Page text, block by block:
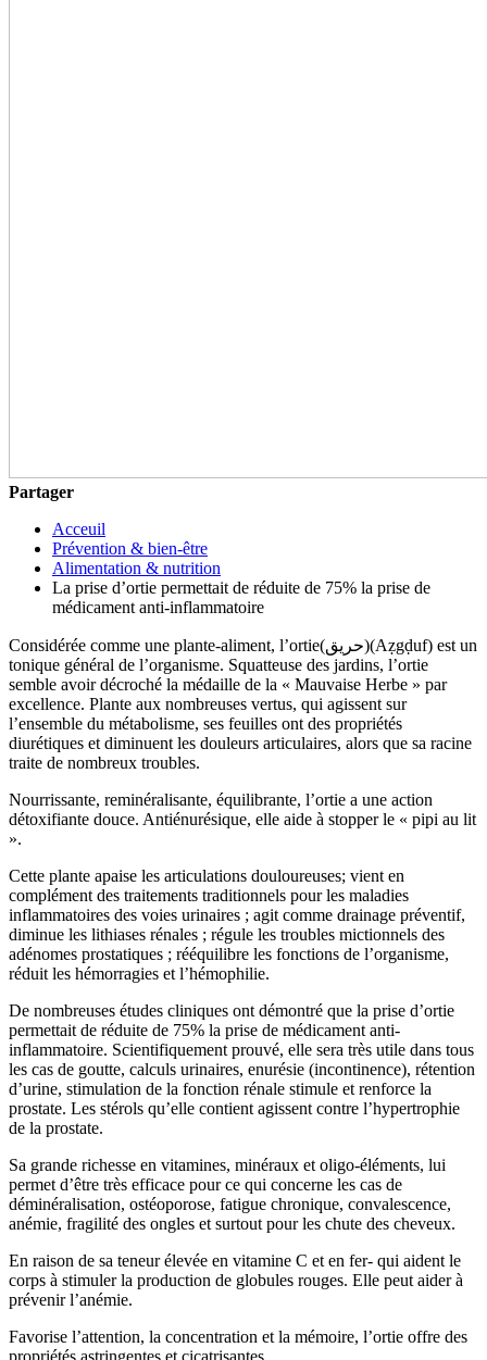
Partager
Acceuil
Prévention & bien-être
Alimentation & nutrition
La prise d’ortie permettait de réduite de 75% la prise de
médicament anti-inflammatoire
Considérée comme une plante-aliment, l’ortie(حريق)(Aẓgḍuf) est un
tonique général de l’organisme. Squatteuse des jardins, l’ortie
semble avoir décroché la médaille de la « Mauvaise Herbe » par
excellence. Plante aux nombreuses vertus, qui agissent sur
l’ensemble du métabolisme, ses feuilles ont des propriétés
diurétiques et diminuent les douleurs articulaires, alors que sa racine
traite de nombreux troubles.
Nourrissante, reminéralisante, équilibrante, l’ortie a une action
détoxifiante douce. Antiénurésique, elle aide à stopper le « pipi au lit
».
Cette plante apaise les articulations douloureuses; vient en
complément des traitements traditionnels pour les maladies
inflammatoires des voies urinaires ; agit comme drainage préventif,
diminue les lithiases rénales ; régule les troubles mictionnels des
adénomes prostatiques ; rééquilibre les fonctions de l’organisme,
réduit les hémorragies et l’hémophilie.
De nombreuses études cliniques ont démontré que la prise d’ortie
permettait de réduite de 75% la prise de médicament anti-
inflammatoire. Scientifiquement prouvé, elle sera très utile dans tous
les cas de goutte, calculs urinaires, enurésie (incontinence), rétention
d’urine, stimulation de la fonction rénale stimule et renforce la
prostate. Les stérols qu’elle contient agissent contre l’hypertrophie
de la prostate.
Sa grande richesse en vitamines, minéraux et oligo-éléments, lui
permet d’être très efficace pour ce qui concerne les cas de
déminéralisation, ostéoporose, fatigue chronique, convalescence,
anémie, fragilité des ongles et surtout pour les chute des cheveux.
En raison de sa teneur élevée en vitamine C et en fer- qui aident le
corps à stimuler la production de globules rouges. Elle peut aider à
prévenir l’anémie.
Favorise l’attention, la concentration et la mémoire, l’ortie offre des
propriétés astringentes et cicatrisantes.